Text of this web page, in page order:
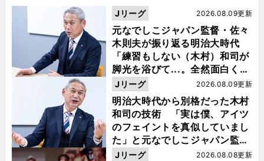
元なでしこジャパン監督・佐々
木則夫が振り返る明治大時代
「練習もしない（木村）和司が
脚光を浴びて...。全然面白くな
い４年間でした」
2026.08.09更新
Jリーグ
明治大時代から別格だった木村
和司の技術 「実は僕、アイツ
のフェイントを真似していまし
た」と元なでしこジャパン監
督・佐々木則夫
2026.08.09更新
Jリーグ
2026.08.08更新
Jリーグ